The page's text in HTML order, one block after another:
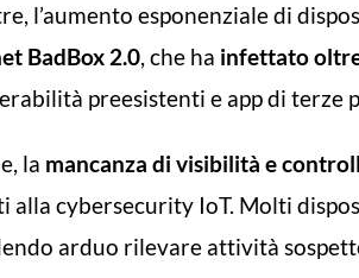
l’aumento esponenziale di
BadBox 2.0, che ha infettato
preesistenti e app di terze
la mancanza di visibilità e
alla cybersecurity IoT. Molti
arduo rilevare attività